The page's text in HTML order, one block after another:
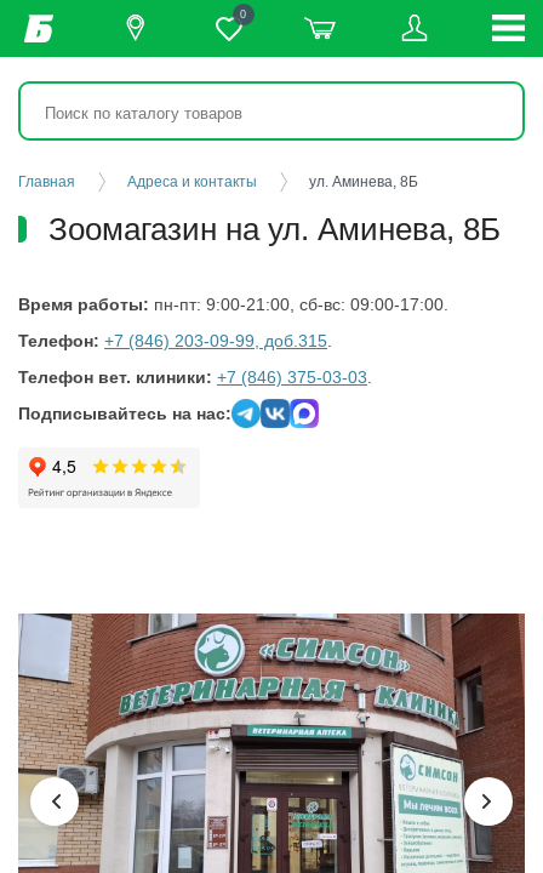
0
Главная Адреса и контакты ул. Аминева, 8Б
Зоомагазин на ул. Аминева, 8Б
Время работы: пн-пт: 9:00-21:00, сб-вс: 09:00-17:00.
Телефон: +7 (846) 203-09-99, доб.315
Телефон вет. клиники: +7 (846) 375-03-03
Подписывайтесь на нас: